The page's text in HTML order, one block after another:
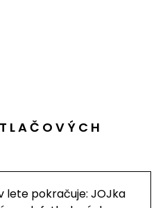
lete pokračuje: JOJka